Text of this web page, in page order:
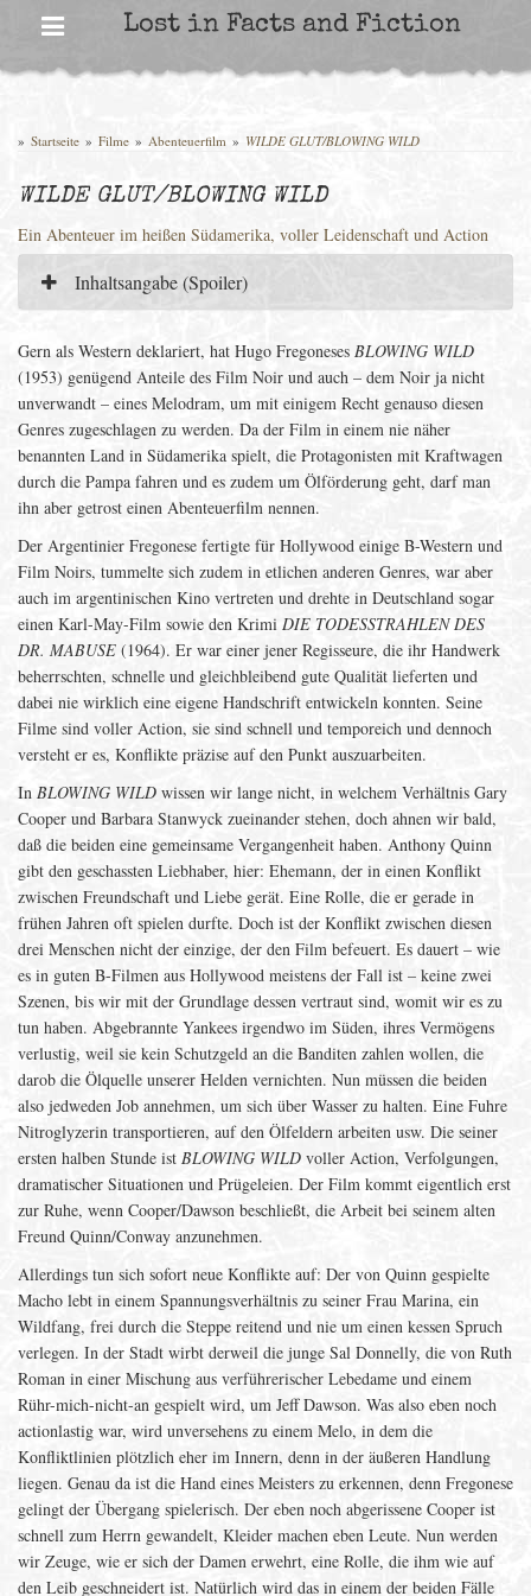
Lost in Facts and Fiction
» Startseite » Filme » Abenteuerfilm » WILDE GLUT/BLOWING WILD
WILDE GLUT/BLOWING WILD
Ein Abenteuer im heißen Südamerika, voller Leidenschaft und Action
Inhaltsangabe (Spoiler)
Gern als Western deklariert, hat Hugo Fregoneses BLOWING WILD
(1953) genügend Anteile des Film Noir und auch – dem Noir ja nicht
unverwandt – eines Melodram, um mit einigem Recht genauso diesen
Genres zugeschlagen zu werden. Da der Film in einem nie näher
benannten Land in Südamerika spielt, die Protagonisten mit Kraftwagen
durch die Pampa fahren und es zudem um Ölförderung geht, darf man
ihn aber getrost einen Abenteuerfilm nennen.
Der Argentinier Fregonese fertigte für Hollywood einige B-Western und
Film Noirs, tummelte sich zudem in etlichen anderen Genres, war aber
auch im argentinischen Kino vertreten und drehte in Deutschland sogar
einen Karl-May-Film sowie den Krimi DIE TODESSTRAHLEN DES
DR. MABUSE (1964). Er war einer jener Regisseure, die ihr Handwerk
beherrschten, schnelle und gleichbleibend gute Qualität lieferten und
dabei nie wirklich eine eigene Handschrift entwickeln konnten. Seine
Filme sind voller Action, sie sind schnell und temporeich und dennoch
versteht er es, Konflikte präzise auf den Punkt auszuarbeiten.
In BLOWING WILD wissen wir lange nicht, in welchem Verhältnis Gary
Cooper und Barbara Stanwyck zueinander stehen, doch ahnen wir bald,
daß die beiden eine gemeinsame Vergangenheit haben. Anthony Quinn
gibt den geschassten Liebhaber, hier: Ehemann, der in einen Konflikt
zwischen Freundschaft und Liebe gerät. Eine Rolle, die er gerade in
frühen Jahren oft spielen durfte. Doch ist der Konflikt zwischen diesen
drei Menschen nicht der einzige, der den Film befeuert. Es dauert – wie
es in guten B-Filmen aus Hollywood meistens der Fall ist – keine zwei
Szenen, bis wir mit der Grundlage dessen vertraut sind, womit wir es zu
tun haben. Abgebrannte Yankees irgendwo im Süden, ihres Vermögens
verlustig, weil sie kein Schutzgeld an die Banditen zahlen wollen, die
darob die Ölquelle unserer Helden vernichten. Nun müssen die beiden
also jedweden Job annehmen, um sich über Wasser zu halten. Eine Fuhre
Nitroglyzerin transportieren, auf den Ölfeldern arbeiten usw. Die seiner
ersten halben Stunde ist BLOWING WILD voller Action, Verfolgungen,
dramatischer Situationen und Prügeleien. Der Film kommt eigentlich erst
zur Ruhe, wenn Cooper/Dawson beschließt, die Arbeit bei seinem alten
Freund Quinn/Conway anzunehmen.
Allerdings tun sich sofort neue Konflikte auf: Der von Quinn gespielte
Macho lebt in einem Spannungsverhältnis zu seiner Frau Marina, ein
Wildfang, frei durch die Steppe reitend und nie um einen kessen Spruch
verlegen. In der Stadt wirbt derweil die junge Sal Donnelly, die von Ruth
Roman in einer Mischung aus verführerischer Lebedame und einem
Rühr-mich-nicht-an gespielt wird, um Jeff Dawson. Was also eben noch
actionlastig war, wird unversehens zu einem Melo, in dem die
Konfliktlinien plötzlich eher im Innern, denn in der äußeren Handlung
liegen. Genau da ist die Hand eines Meisters zu erkennen, denn Fregonese
gelingt der Übergang spielerisch. Der eben noch abgerissene Cooper ist
schnell zum Herrn gewandelt, Kleider machen eben Leute. Nun werden
wir Zeuge, wie er sich der Damen erwehrt, eine Rolle, die ihm wie auf
den Leib geschneidert ist. Natürlich wird das in einem der beiden Fälle